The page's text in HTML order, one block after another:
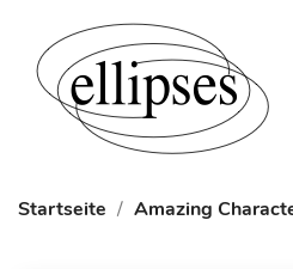
Startseite Amazing